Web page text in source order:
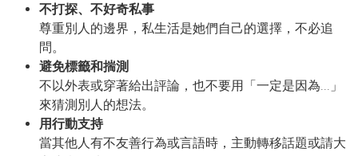
不打探、不好奇私事
尊重別人的邊界，私生活是她們自己的選擇，不必追
問。
避免標籤和揣測
不以外表或穿著給出評論，也不要用「一定是因為...」
來猜測別人的想法。
用行動支持
當其他人有不友善行為或言語時，主動轉移話題或請大